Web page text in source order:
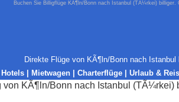
Buchen Sie Billigflüge KÃ¶ln/Bonn nach Istanbul (TÃ¼rkei)
Direkte Flüge von KÃ¶ln/Bonn nach
Hotels Mietwagen Charterflüge Urlaub &